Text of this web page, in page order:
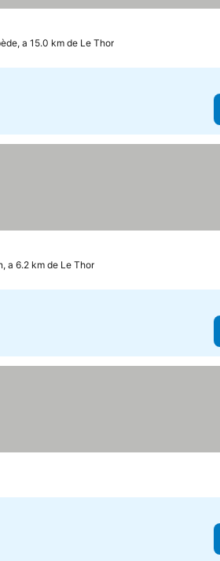
a 15.0 km de Le Thor
a 6.2 km de Le Thor